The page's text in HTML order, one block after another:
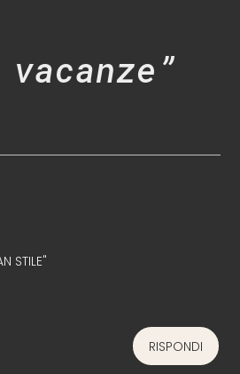
RISPONDI